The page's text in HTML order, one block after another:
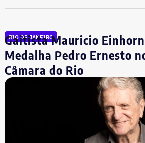
Youssef.
Mais de 20% da carteira
compremetida sob ‘risco
De acordo com o relatório de auditoria
59,6 milhões alocados no Banco
julho de 2024 representavam mais de
RIO DE JANEIRO
Gaitista Mauricio
Medalha Pedro Ernesto
Câmara do Rio